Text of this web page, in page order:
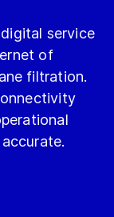
service
of
filtration.